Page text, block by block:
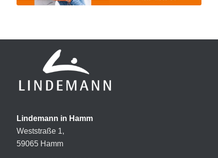
Lindemann in Hamm
Weststraße 1,
59065 Hamm